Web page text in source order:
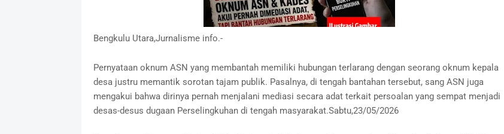
Bengkulu Utara,Jurnalisme info.-
Pernyataan oknum ASN yang membantah memiliki hubungan terlarang dengan seorang oknum kepala
desa justru memantik sorotan tajam publik. Pasalnya, di tengah bantahan tersebut, sang ASN juga
mengakui bahwa dirinya pernah menjalani mediasi secara adat terkait persoalan yang sempat menjadi
desas-desus dugaan Perselingkuhan di tengah masyarakat.Sabtu,23/05/2026